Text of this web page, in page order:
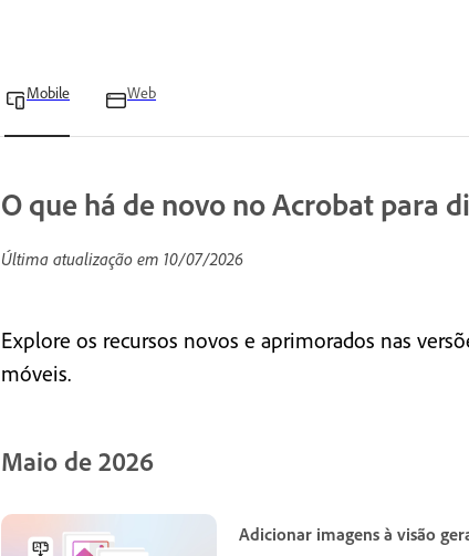
Mobile Web
O que há de novo no Acrobat para
Última atualização em 10/07/2026
Explore os recursos novos e aprimorados nas
móveis.
Maio de 2026
Adicionar imagens à visão